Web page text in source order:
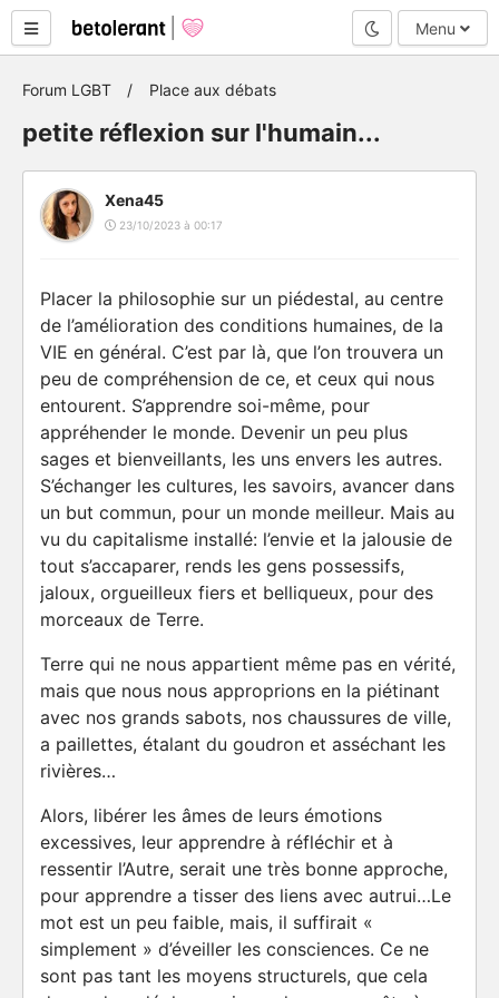
Mode nuit
Menu
Forum LGBT Place aux débats
petite réflexion sur l'humain...
Xena45
23/10/2023 à 00:17
Placer la philosophie sur un piédestal, au centre
de l’amélioration des conditions humaines, de la
VIE en général. C’est par là, que l’on trouvera un
peu de compréhension de ce, et ceux qui nous
entourent. S’apprendre soi-même, pour
appréhender le monde. Devenir un peu plus
sages et bienveillants, les uns envers les autres.
S’échanger les cultures, les savoirs, avancer dans
un but commun, pour un monde meilleur. Mais au
vu du capitalisme installé: l’envie et la jalousie de
tout s’accaparer, rends les gens possessifs,
jaloux, orgueilleux fiers et belliqueux, pour des
morceaux de Terre.
Terre qui ne nous appartient même pas en vérité,
mais que nous nous approprions en la piétinant
avec nos grands sabots, nos chaussures de ville,
a paillettes, étalant du goudron et asséchant les
rivières…
Alors, libérer les âmes de leurs émotions
excessives, leur apprendre à réfléchir et à
ressentir l’Autre, serait une très bonne approche,
pour apprendre a tisser des liens avec autrui…Le
mot est un peu faible, mais, il suffirait «
simplement » d’éveiller les consciences. Ce ne
sont pas tant les moyens structurels, que cela